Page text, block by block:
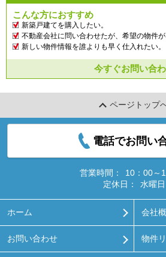
こんな方におすすめ
新築戸建てを購入したい。
不動産会社に問い合わせたが、希望の物件が
新しい物件情報を誰よりも早く仕入れたい。
今すぐお問い合
ページトップ
電話でお問い
営業時間：
10：00～
定休日：
水曜日
ホーム 会社
お問い合わせ 物件